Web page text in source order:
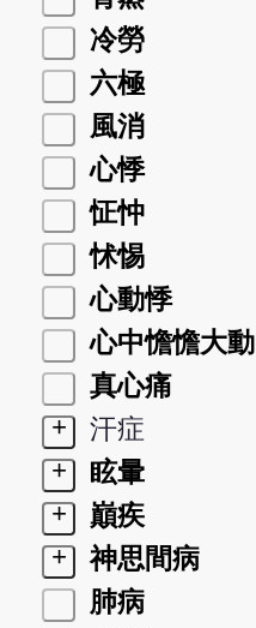
冷勞
六極
風消
心悸
怔忡
怵惕
心動悸
心中憺憺大動
真心痛
+
汗症
+
眩暈
+
巔疾
+
神思間病
肺病